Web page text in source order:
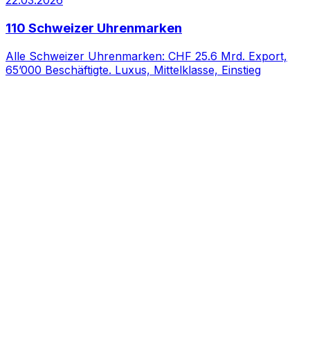
110 Schweizer Uhrenmarken
Alle Schweizer Uhrenmarken: CHF 25.6 Mrd. Export,
65’000 Beschäftigte. Luxus, Mittelklasse, Einstieg